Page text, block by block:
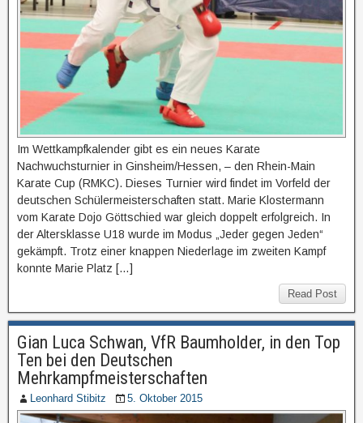
Im Wettkampfkalender gibt es ein neues Karate
Nachwuchsturnier in Ginsheim/Hessen, – den Rhein-Main
Karate Cup (RMKC). Dieses Turnier wird findet im Vorfeld der
deutschen Schülermeisterschaften statt. Marie Klostermann
vom Karate Dojo Göttschied war gleich doppelt erfolgreich. In
der Altersklasse U18 wurde im Modus „Jeder gegen Jeden“
gekämpft. Trotz einer knappen Niederlage im zweiten Kampf
konnte Marie Platz […]
Read Post
Gian Luca Schwan, VfR Baumholder, in den Top
Ten bei den Deutschen
Mehrkampfmeisterschaften
Leonhard Stibitz 5. Oktober 2015